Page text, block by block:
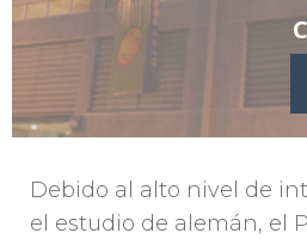
Debido al alto nivel de
el estudio de alemán, el